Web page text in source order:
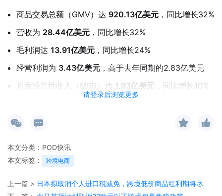
请登录后浏览更多
商品交易总额（GMV）达 920.13亿美元 ，同比增长32%
营收为 28.44亿美元 ，同比增长32%
毛利润达 13.91亿美元 ，同比增长24%
经营利润为 3.43亿美元 ，高于去年同期的2.83亿美元
月度经常性收入（MRR）达 1.93亿美元 ，同比增长10%
台交易速度与处理能力同步增强，共同推动GMV与营收双
现金流持续改善。
幅预计维持在 中至高20%区间 ，毛利润增长率预计落在
本文分类： POD快讯
本文标签：
跨境电商
上一篇 > 日本拟取消个人进口税减免，跨境低价商品红利期将尽